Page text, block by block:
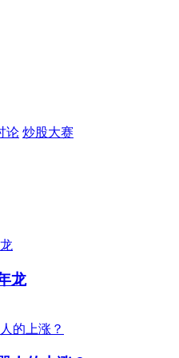
论 炒股大赛
龙